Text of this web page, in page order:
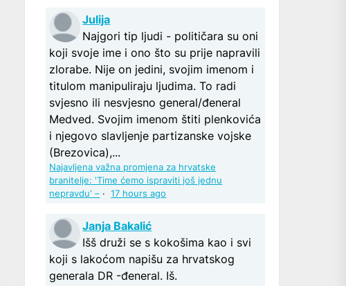
Julija
Najgori tip ljudi - političara su oni
koji svoje ime i ono što su prije napravili
zlorabe. Nije on jedini, svojim imenom i
titulom manipuliraju ljudima. To radi
svjesno ili nesvjesno general/đeneral
Medved. Svojim imenom štiti plenkovića
i njegovo slavljenje partizanske vojske
(Brezovica),...
Najavljena važna promjena za hrvatske
branitelje: 'Time ćemo ispraviti još jednu
nepravdu' – ·17 hours ago
Janja Bakalić
Išš druži se s kokošima kao i svi
koji s lakoćom napišu za hrvatskog
generala DR -đeneral. Iš.